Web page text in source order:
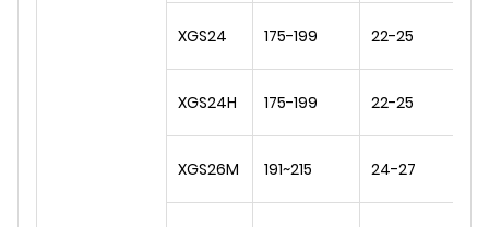
XGS24 175-199 22-25
XGS24H 175-199 22-25
XGS26M 191~215 24-27